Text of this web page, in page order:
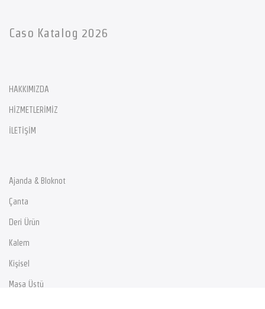
Caso Katalog 2026
HAKKIMIZDA
HİZMETLERİMİZ
İLETİŞİM
Ajanda & Bloknot
Çanta
Deri Ürün
Kalem
Kişisel
Masa Üstü